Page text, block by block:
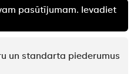
pasūtījumam. Ievadiet
un standarta piederumus